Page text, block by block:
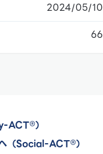
2024/05/10
66
ACT®）
（Social-ACT®）